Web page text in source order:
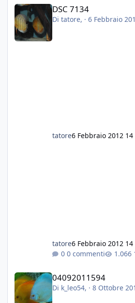
DSC 7134
Di tatore, · 6 Febbraio
tatore6 Febbraio 2012
tatore6 Febbraio 2012
0 commenti
04092011594
04092011594
Di k_leo54, · 8 Ottobre